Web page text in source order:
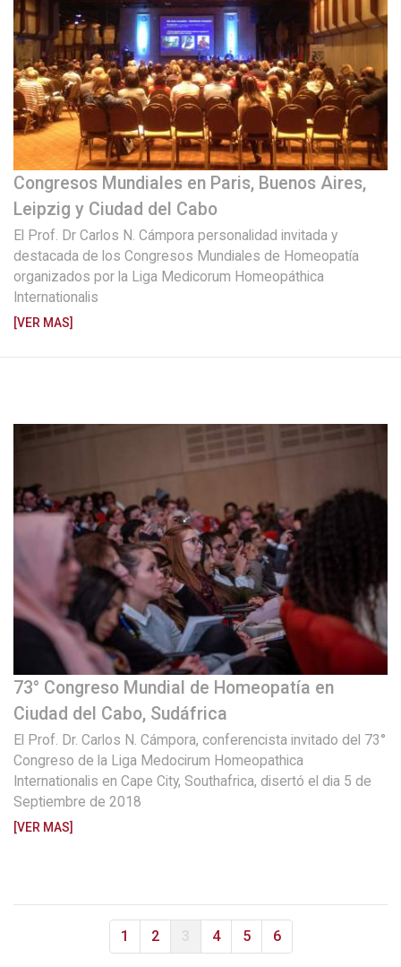
Congresos Mundiales en Paris, Buenos Aires,
Leipzig y Ciudad del Cabo
El Prof. Dr Carlos N. Cámpora personalidad invitada y
destacada de los Congresos Mundiales de Homeopatía
organizados por la Liga Medicorum Homeopáthica
Internationalis
[VER MAS]
73° Congreso Mundial de Homeopatía en
Ciudad del Cabo, Sudáfrica
El Prof. Dr. Carlos N. Cámpora, conferencista invitado del 73°
Congreso de la Liga Medocirum Homeopathica
Internationalis en Cape City, Southafrica, disertó el dia 5 de
Septiembre de 2018
[VER MAS]
1 2 3 4 5 6